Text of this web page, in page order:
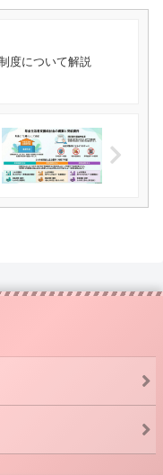
度について解説